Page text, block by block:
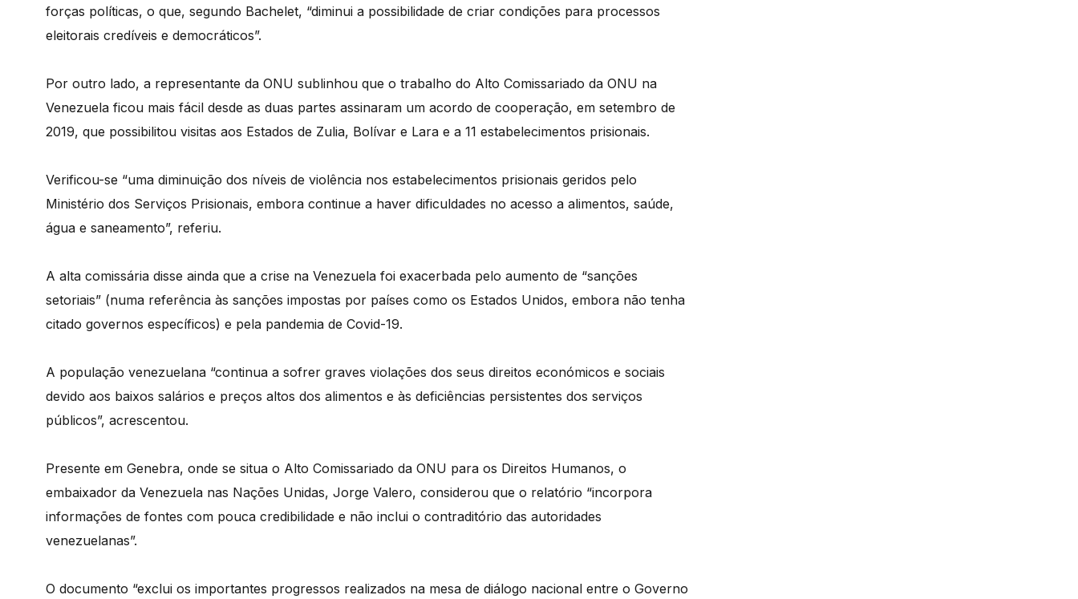
forças políticas, o que, segundo Bachelet, “diminui a possibilidade de criar condições para processos
eleitorais credíveis e democráticos”.
Por outro lado, a representante da ONU sublinhou que o trabalho do Alto Comissariado da ONU na
Venezuela ficou mais fácil desde as duas partes assinaram um acordo de cooperação, em setembro de
2019, que possibilitou visitas aos Estados de Zulia, Bolívar e Lara e a 11 estabelecimentos prisionais.
Verificou-se “uma diminuição dos níveis de violência nos estabelecimentos prisionais geridos pelo
Ministério dos Serviços Prisionais, embora continue a haver dificuldades no acesso a alimentos, saúde,
água e saneamento”, referiu.
A alta comissária disse ainda que a crise na Venezuela foi exacerbada pelo aumento de “sanções
setoriais” (numa referência às sanções impostas por países como os Estados Unidos, embora não tenha
citado governos específicos) e pela pandemia de Covid-19.
A população venezuelana “continua a sofrer graves violações dos seus direitos económicos e sociais
devido aos baixos salários e preços altos dos alimentos e às deficiências persistentes dos serviços
públicos”, acrescentou.
Presente em Genebra, onde se situa o Alto Comissariado da ONU para os Direitos Humanos, o
embaixador da Venezuela nas Nações Unidas, Jorge Valero, considerou que o relatório “incorpora
informações de fontes com pouca credibilidade e não inclui o contraditório das autoridades
venezuelanas”.
O documento “exclui os importantes progressos realizados na mesa de diálogo nacional entre o Governo